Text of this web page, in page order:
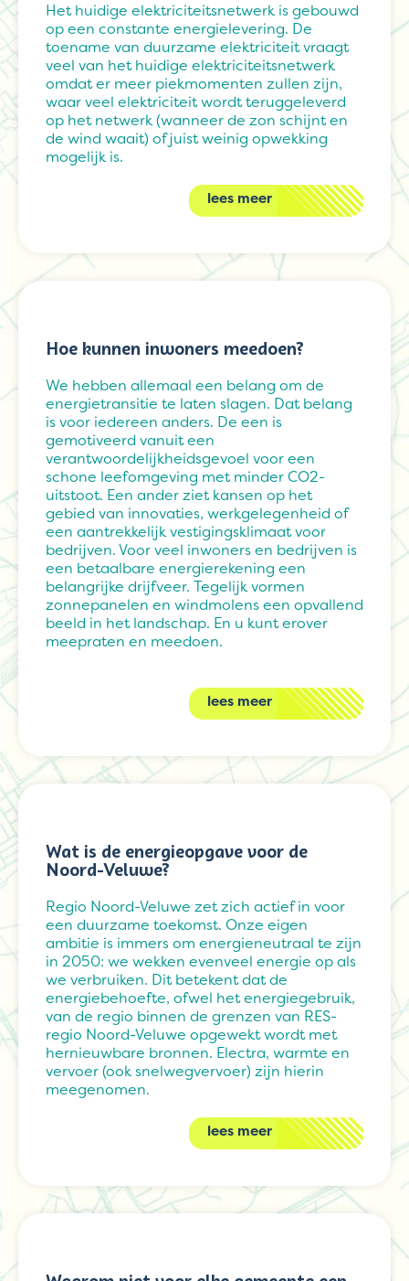
Het huidige elektriciteitsnetwerk is gebouwd
op een constante energielevering. De
toename van duurzame elektriciteit vraagt
veel van het huidige elektriciteitsnetwerk
omdat er meer piekmomenten zullen zijn,
waar veel elektriciteit wordt teruggeleverd
op het netwerk (wanneer de zon schijnt en
de wind waait) of juist weinig opwekking
mogelijk is.
lees meer
Hoe kunnen inwoners meedoen?
We hebben allemaal een belang om de
energietransitie te laten slagen. Dat belang
is voor iedereen anders. De een is
gemotiveerd vanuit een
verantwoordelijkheidsgevoel voor een
schone leefomgeving met minder CO2-
uitstoot. Een ander ziet kansen op het
gebied van innovaties, werkgelegenheid of
een aantrekkelijk vestigingsklimaat voor
bedrijven. Voor veel inwoners en bedrijven is
een betaalbare energierekening een
belangrijke drijfveer. Tegelijk vormen
zonnepanelen en windmolens een opvallend
beeld in het landschap. En u kunt erover
meepraten en meedoen.
lees meer
Wat is de energieopgave voor de
Noord-Veluwe?
Regio Noord-Veluwe zet zich actief in voor
een duurzame toekomst. Onze eigen
ambitie is immers om energieneutraal te zijn
in 2050: we wekken evenveel energie op als
we verbruiken. Dit betekent dat de
energiebehoefte, ofwel het energiegebruik,
van de regio binnen de grenzen van RES-
regio Noord-Veluwe opgewekt wordt met
hernieuwbare bronnen. Electra, warmte en
vervoer (ook snelwegvervoer) zijn hierin
meegenomen.
lees meer